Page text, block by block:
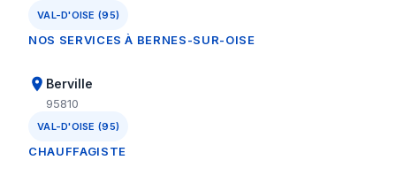
VAL-D'OISE (95)
NOS SERVICES À BERNES-SUR-OISE
Berville
95810
VAL-D'OISE (95)
CHAUFFAGISTE